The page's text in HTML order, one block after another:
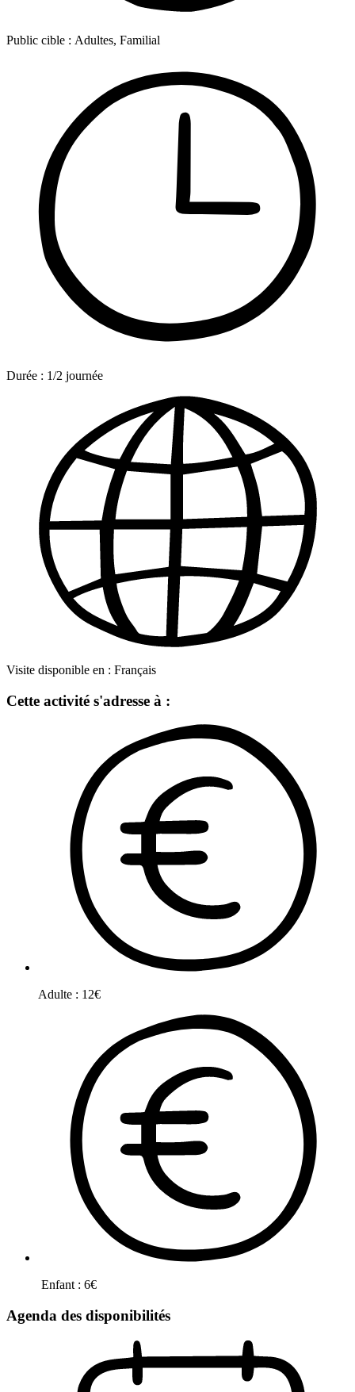
Public cible : Adultes, Familial
Durée : 1/2 journée
Visite disponible en : Français
Cette activité s'adresse à :
Adulte : 12€
Enfant : 6€
Agenda des disponibilités